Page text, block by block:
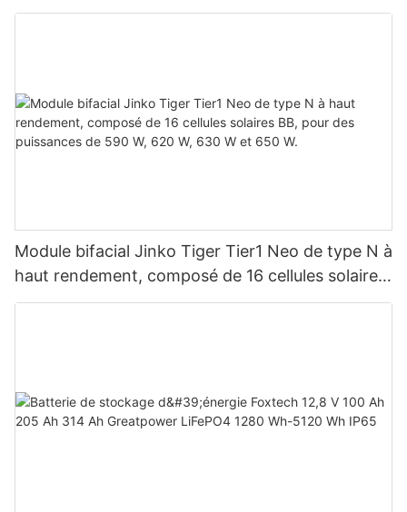
du montage en parallèle de 9 unités pour
Module bifacial Jinko Tiger Tier1 Neo de type N à
haut rendement, composé de 16 cellules solaires
BB, pour des puissances de 590 W, 620 W, 630